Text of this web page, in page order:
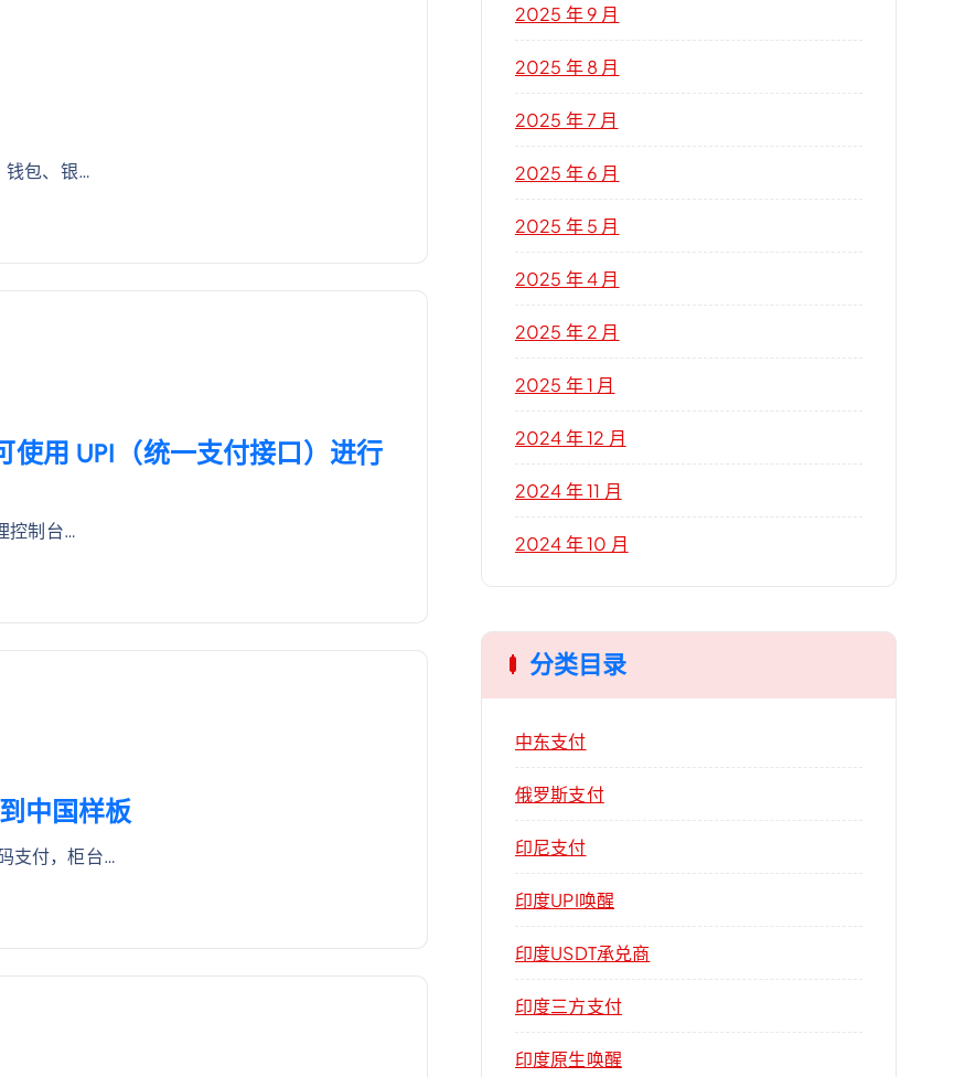
钱包、银…
用 UPI（统一支付接口）进行
控制台…
中国样板
支付，柜台…
2025 年 9 月
2025 年 8 月
2025 年 7 月
2025 年 6 月
2025 年 5 月
2025 年 4 月
2025 年 2 月
2025 年 1 月
2024 年 12 月
2024 年 11 月
2024 年 10 月
分类目录
中东支付
俄罗斯支付
印尼支付
印度UPI唤醒
印度USDT承兑商
印度三方支付
印度原生唤醒